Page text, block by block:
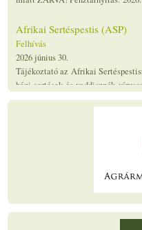
Afrikai Sertéspestis (ASP)
Felhívás
2026 június 30.
Tájékoztató az Afrikai
házi sertések és vaddisznók
de az ember is részt vesz a vírus...